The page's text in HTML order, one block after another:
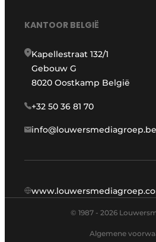
KANTOOR BELGIË
Kapellestraat 132/1
Gebouw G
8020 Oostkamp België
+32 50 36 81 70
info@louwersmediagroep.be
© 1987 - 2026
Algemene